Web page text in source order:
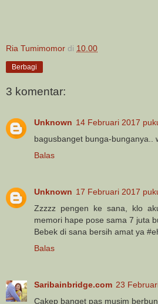
Ria Tumimomor di 10.00
Berbagi
3 komentar:
Unknown 14 Februari 2017
bagusbanget bunga-bunganya..
Balas
Unknown 17 Februari 2017
Zzzzz pengen ke sana, klo
memori hape pose sama 7 juta
Bebek di sana bersih amat ya
Balas
Saribainbridge.com 23
Cakep banget pas musim